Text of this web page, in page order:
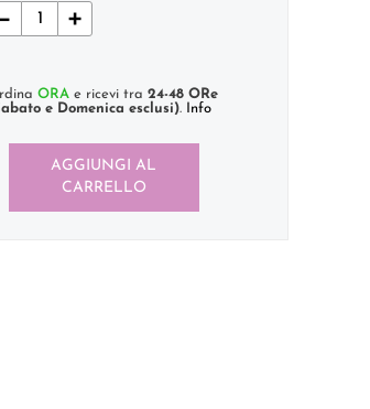
+
ORA e ricevi tra 24-48 ORe
e Domenica esclusi). Info
AGGIUNGI AL
CARRELLO